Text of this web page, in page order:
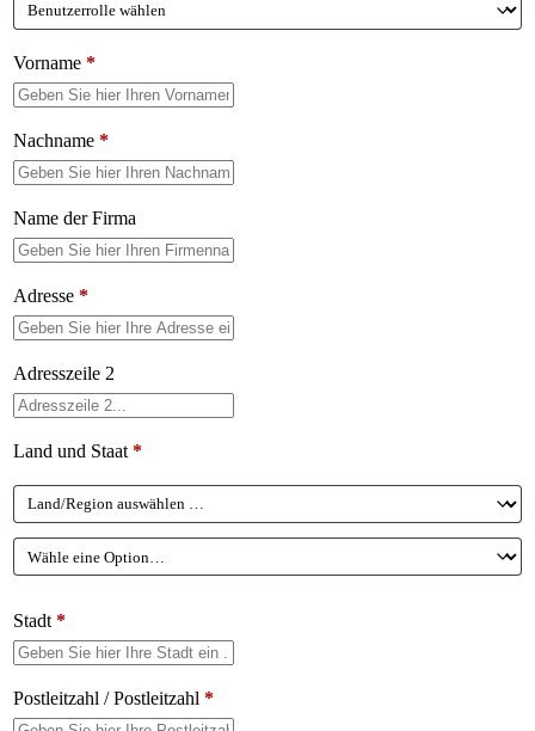
Vorname *
Nachname *
Name der Firma
Adresse *
Adresszeile 2
Land und Staat *
Stadt *
Postleitzahl / Postleitzahl *